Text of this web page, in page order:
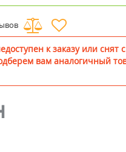
к заказу или снят
вам аналогичный